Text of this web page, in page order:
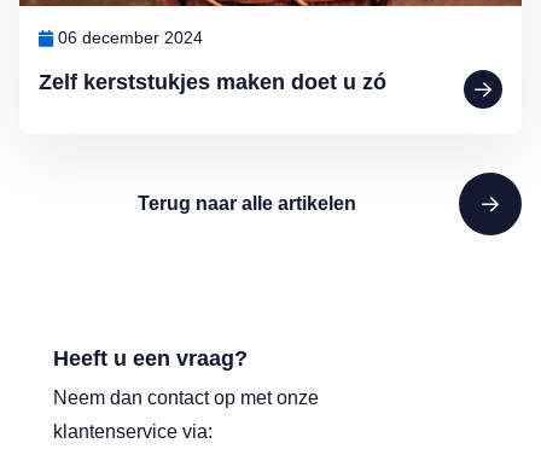
Zelf kerststukjes maken doet u zó
06 december 2024
Terug naar alle artikelen
Heeft u een vraag?
Neem dan contact op met onze
klantenservice via: